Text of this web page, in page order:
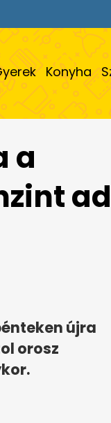
Konyha
a
újra
orosz